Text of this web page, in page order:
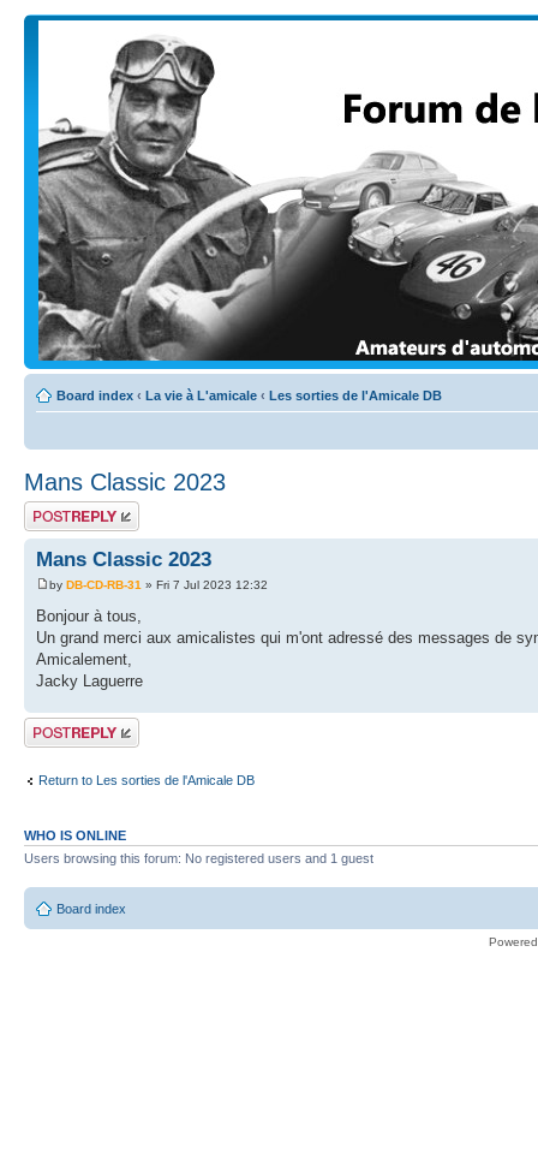
Board index ‹ La vie à L'amicale ‹ Les sorties de l'Amicale DB
Mans Classic 2023
Post a reply
Mans Classic 2023
by DB-CD-RB-31 » Fri 7 Jul 2023 12:32
Bonjour à tous,
Un grand merci aux amicalistes qui m'ont adressé des messages de
Amicalement,
Jacky Laguerre
Post a reply
Return to Les sorties de l'Amicale DB
WHO IS ONLINE
Users browsing this forum: No registered users and 1 guest
Board index